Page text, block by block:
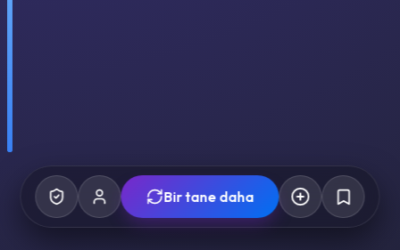
Bir tane daha